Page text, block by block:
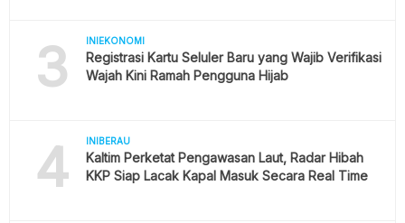
3 INIEKONOMI
Registrasi Kartu Seluler Baru yang Wajib Verifikasi
Wajah Kini Ramah Pengguna Hijab
4 INIBERAU
Kaltim Perketat Pengawasan Laut, Radar Hibah
KKP Siap Lacak Kapal Masuk Secara Real Time